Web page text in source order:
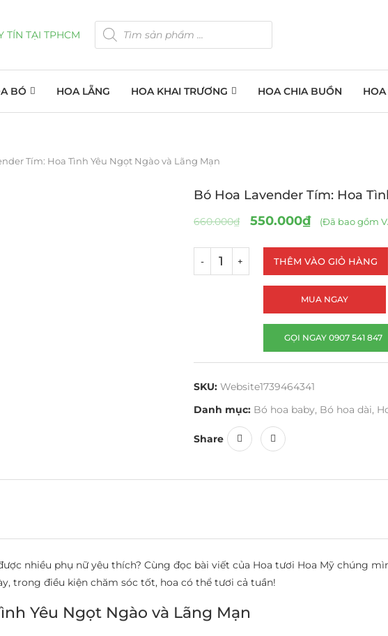
BÓ HOA LẴNG HOA KHAI TRƯƠNG HOA CHIA BUỒN
Tím: Hoa Tình Yêu Ngọt Ngào và Lãng Mạn
Bó Hoa Lavender Tím: Hoa
660.000₫ 550.000₫ (Đã bao gồm
THÊM VÀO GIỎ HÀNG
MUA NGAY
GỌI NGAY 0907 541 847
SKU: Website1739464341
Danh mục: Bó hoa baby, Bó hoa dài,
Share
nhiều phụ nữ yêu thích? Cùng đọc bài viết của Hoa tươi Hoa Mỹ chúng
trong điều kiện chăm sóc tốt, hoa có thể tươi cả tuần!
Yêu Ngọt Ngào và Lãng Mạn